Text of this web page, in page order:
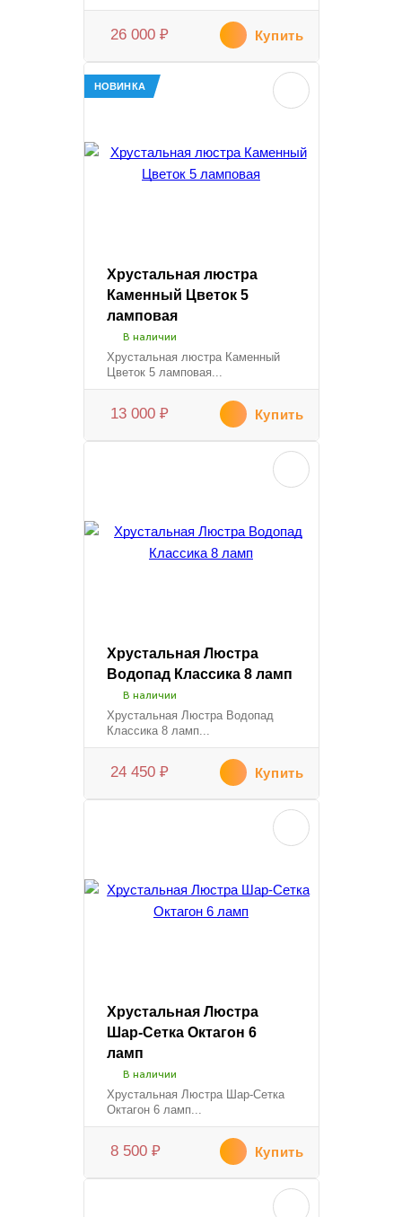
26 000 ₽ Купить
НОВИНКА
Хрустальная люстра
Каменный Цветок 5
ламповая
В наличии
Хрустальная люстра Каменный
Цветок 5 ламповая...
13 000 ₽ Купить
Хрустальная Люстра
Водопад Классика 8 ламп
В наличии
Хрустальная Люстра Водопад
Классика 8 ламп...
24 450 ₽ Купить
Хрустальная Люстра
Шар-Сетка Октагон 6
ламп
В наличии
Хрустальная Люстра Шар-Сетка
Октагон 6 ламп...
8 500 ₽ Купить